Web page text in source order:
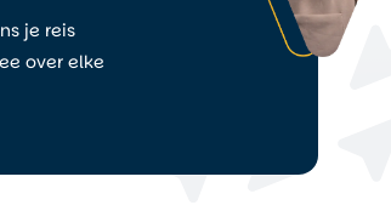
je reis
over elke